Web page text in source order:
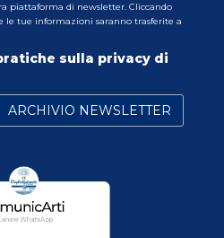
piattaforma di newsletter. Cliccando
le tue informazioni saranno trasferite a
sulla privacy di